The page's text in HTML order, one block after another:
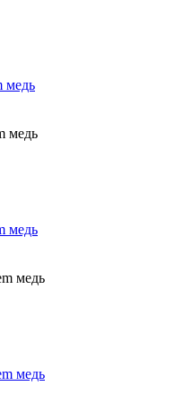
медь
медь
медь
медь
медь